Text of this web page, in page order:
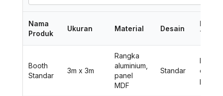
Nama
Produk
Ukuran Material Desain
Fitur
Booth
Standar
3m x 3m
Rangka
aluminium,
panel
MDF
Standar
Meja,
dan